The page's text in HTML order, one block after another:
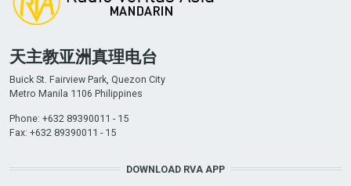
天主教亚洲真理电台
Buick St. Fairview Park, Quezon City
Metro Manila 1106 Philippines
Phone: +632 89390011 - 15
Fax: +632 89390011 - 15
DOWNLOAD RVA APP